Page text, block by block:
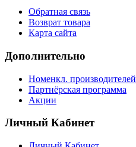
Обратная связь
Возврат товара
Карта сайта
Дополнительно
Номенкл. производителей
Партнёрская программа
Акции
Личный Кабинет